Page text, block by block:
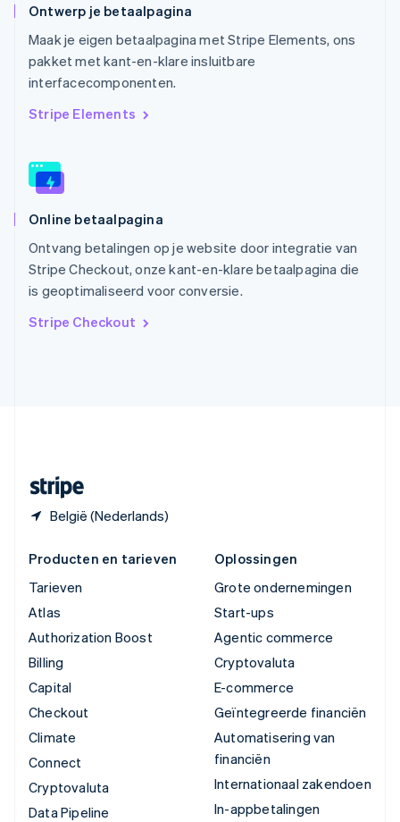
Ontwerp je betaalpagina
Maak je eigen betaalpagina met Stripe Elements, ons
pakket met kant-en-klare insluitbare
interfacecomponenten.
Stripe Elements
Online betaalpagina
Ontvang betalingen op je website door integratie van
Stripe Checkout, onze kant-en-klare betaalpagina die
is geoptimaliseerd voor conversie.
Stripe Checkout
België (Nederlands)
Roemenië
English
Singapore
Slovenië
English Italiano
Spanje
Español
ไทย English
Tsjechië
English
Vasteland van China
简体中文English
English
Producten en tarieven
Tarieven
Atlas
Authorization Boost
Billing
Capital
Checkout
Climate
Connect
Cryptovaluta
Data Pipeline
Oplossingen
Grote ondernemingen
Start-ups
Agentic commerce
Cryptovaluta
E-commerce
Geïntegreerde financiën
Automatisering van
financiën
Internationaal zakendoen
In-appbetalingen